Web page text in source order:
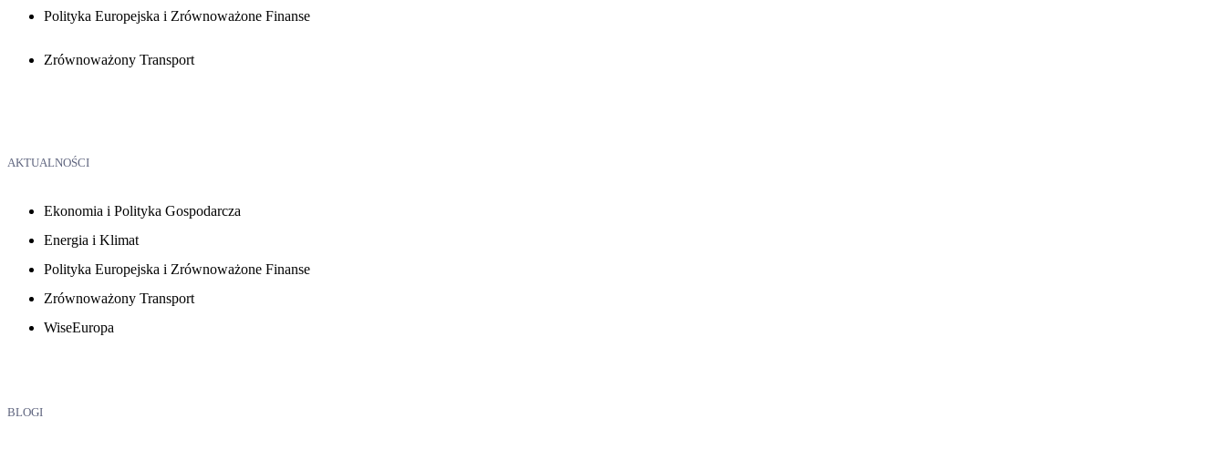
Polityka Europejska i Zrównoważone Finanse
Zrównoważony Transport
AKTUALNOŚCI
Ekonomia i Polityka Gospodarcza
Energia i Klimat
Polityka Europejska i Zrównoważone Finanse
Zrównoważony Transport
WiseEuropa
BLOGI